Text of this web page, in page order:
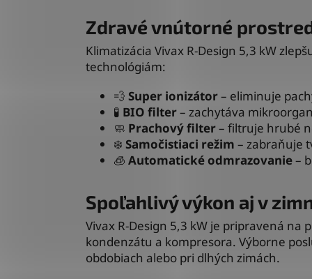
Zdravé vnútorné
Klimatizácia Vivax R-Design 5,3 kW
technológiám:
💨 Super ionizátor– eliminuje
🧪 BIO filter– zachytáva
🧼 Prachový filter– filtruje hrubé
❄️ Samočistiaci režim – zabraňuje
🧊 Automatické odmrazovanie–
Spoľahlivý výkon aj v
Vivax R-Design 5,3 kW je pripravená na
kondenzátu a kompresora. Výborne
obdobiach alebo pri dlhých zimách.